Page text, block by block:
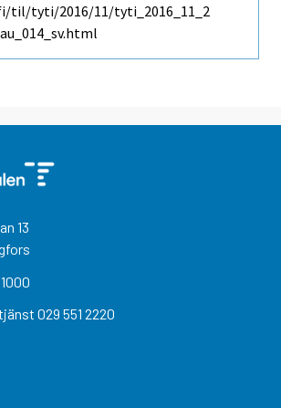
til/tyti/2016/11/tyti_2016_11_2
13
029 551 2220